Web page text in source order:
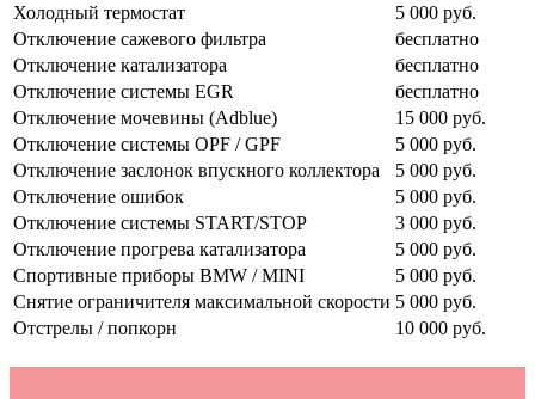
Холодный термостат
5 000 руб.
Отключение сажевого фильтра
бесплатно
Отключение катализатора
бесплатно
Отключение системы EGR
бесплатно
Отключение мочевины (Adblue)
15 000 руб.
Отключение системы OPF / GPF
5 000 руб.
Отключение заслонок впускного коллектора
5 000 руб.
Отключение ошибок
5 000 руб.
Отключение системы START/STOP
3 000 руб.
Отключение прогрева катализатора
5 000 руб.
Спортивные приборы BMW / MINI
5 000 руб.
Снятие ограничителя максимальной скорости 5 000 руб.
Отстрелы / попкорн
10 000 руб.